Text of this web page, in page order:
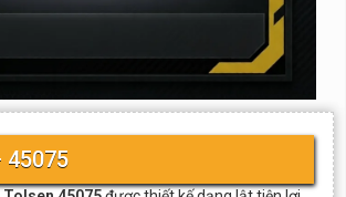
45075